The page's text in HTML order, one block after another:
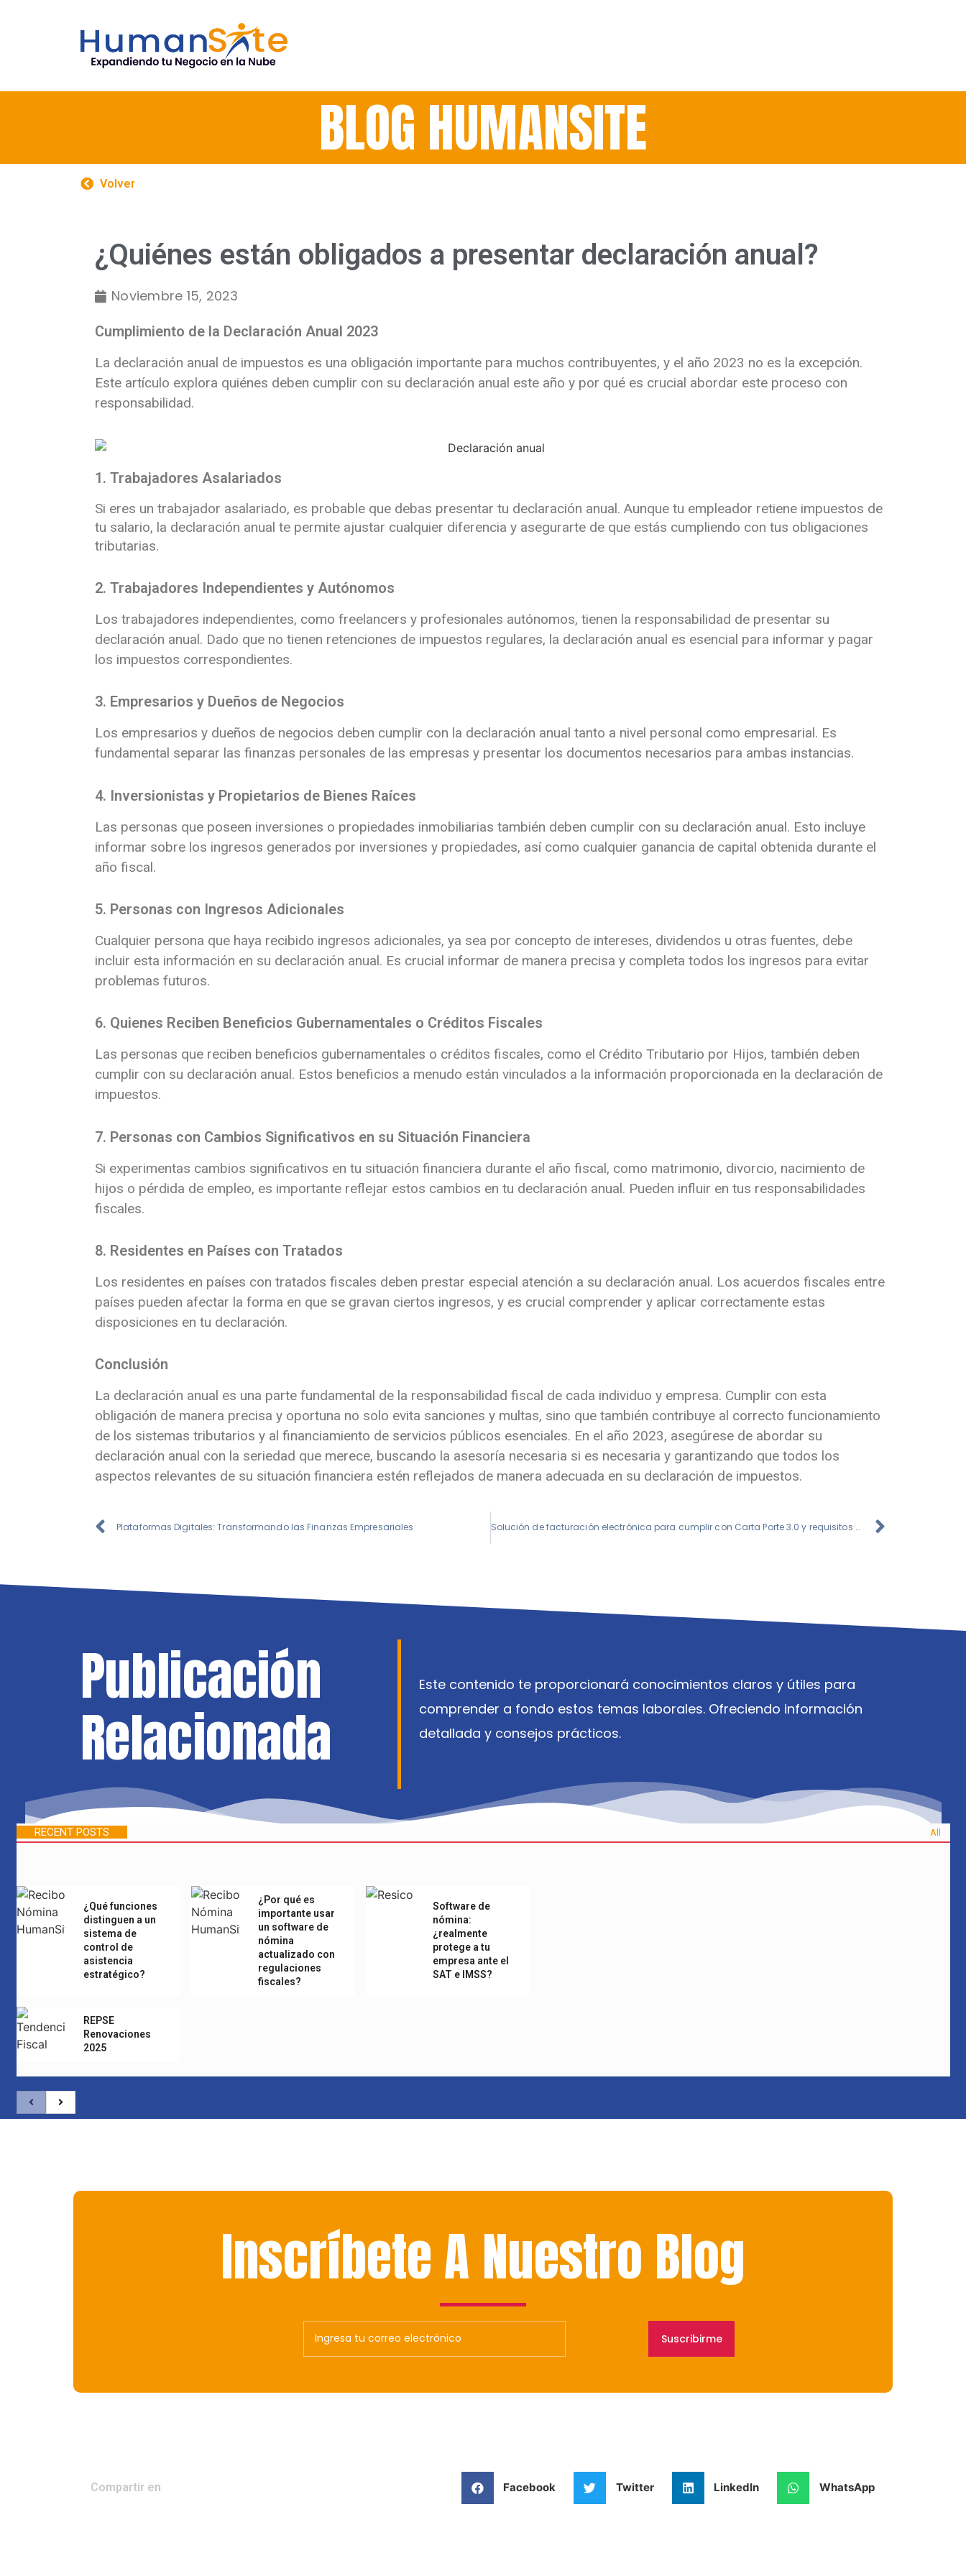
BLOG HUMANSITE
Volver
¿Quiénes están obligados a presentar declaración anual?
Noviembre 15, 2023
Cumplimiento de la Declaración Anual 2023
La declaración anual de impuestos es una obligación importante para muchos contribuyentes, y el año 2023 no es la excepción.
Este artículo explora quiénes deben cumplir con su declaración anual este año y por qué es crucial abordar este proceso con
responsabilidad.
1. Trabajadores Asalariados
Si eres un trabajador asalariado, es probable que debas presentar tu declaración anual. Aunque tu empleador retiene impuestos de
tu salario, la declaración anual te permite ajustar cualquier diferencia y asegurarte de que estás cumpliendo con tus obligaciones
tributarias.
2. Trabajadores Independientes y Autónomos
Los trabajadores independientes, como freelancers y profesionales autónomos, tienen la responsabilidad de presentar su
declaración anual. Dado que no tienen retenciones de impuestos regulares, la declaración anual es esencial para informar y pagar
los impuestos correspondientes.
3. Empresarios y Dueños de Negocios
Los empresarios y dueños de negocios deben cumplir con la declaración anual tanto a nivel personal como empresarial. Es
fundamental separar las finanzas personales de las empresas y presentar los documentos necesarios para ambas instancias.
4. Inversionistas y Propietarios de Bienes Raíces
Las personas que poseen inversiones o propiedades inmobiliarias también deben cumplir con su declaración anual. Esto incluye
informar sobre los ingresos generados por inversiones y propiedades, así como cualquier ganancia de capital obtenida durante el
año fiscal.
5. Personas con Ingresos Adicionales
Cualquier persona que haya recibido ingresos adicionales, ya sea por concepto de intereses, dividendos u otras fuentes, debe
incluir esta información en su declaración anual. Es crucial informar de manera precisa y completa todos los ingresos para evitar
problemas futuros.
6. Quienes Reciben Beneficios Gubernamentales o Créditos Fiscales
Las personas que reciben beneficios gubernamentales o créditos fiscales, como el Crédito Tributario por Hijos, también deben
cumplir con su declaración anual. Estos beneficios a menudo están vinculados a la información proporcionada en la declaración de
impuestos.
7. Personas con Cambios Significativos en su Situación Financiera
Si experimentas cambios significativos en tu situación financiera durante el año fiscal, como matrimonio, divorcio, nacimiento de
hijos o pérdida de empleo, es importante reflejar estos cambios en tu declaración anual. Pueden influir en tus responsabilidades
fiscales.
8. Residentes en Países con Tratados
Los residentes en países con tratados fiscales deben prestar especial atención a su declaración anual. Los acuerdos fiscales entre
países pueden afectar la forma en que se gravan ciertos ingresos, y es crucial comprender y aplicar correctamente estas
disposiciones en tu declaración.
Conclusión
La declaración anual es una parte fundamental de la responsabilidad fiscal de cada individuo y empresa. Cumplir con esta
obligación de manera precisa y oportuna no solo evita sanciones y multas, sino que también contribuye al correcto funcionamiento
de los sistemas tributarios y al financiamiento de servicios públicos esenciales. En el año 2023, asegúrese de abordar su
declaración anual con la seriedad que merece, buscando la asesoría necesaria si es necesaria y garantizando que todos los
aspectos relevantes de su situación financiera estén reflejados de manera adecuada en su declaración de impuestos.
Plataformas Digitales: Transformando las Finanzas Empresariales Solución de facturación electrónica para cumplir con Carta Porte 3.0 y requisitos de Cofepris
Publicación
Relacionada
Este contenido te proporcionará conocimientos claros y útiles para
comprender a fondo estos temas laborales. Ofreciendo información
detallada y consejos prácticos.
RECENT POSTS All
¿Qué funciones
distinguen a un
sistema de
control de
asistencia
estratégico?
¿Por qué es
importante usar
un software de
nómina
actualizado con
regulaciones
fiscales?
Software de
nómina:
¿realmente
protege a tu
empresa ante el
SAT e IMSS?
REPSE
Renovaciones
2025
InscríbeteA Nuestro Blog
Suscribirme
Compartir en Facebook Twitter LinkedIn WhatsApp